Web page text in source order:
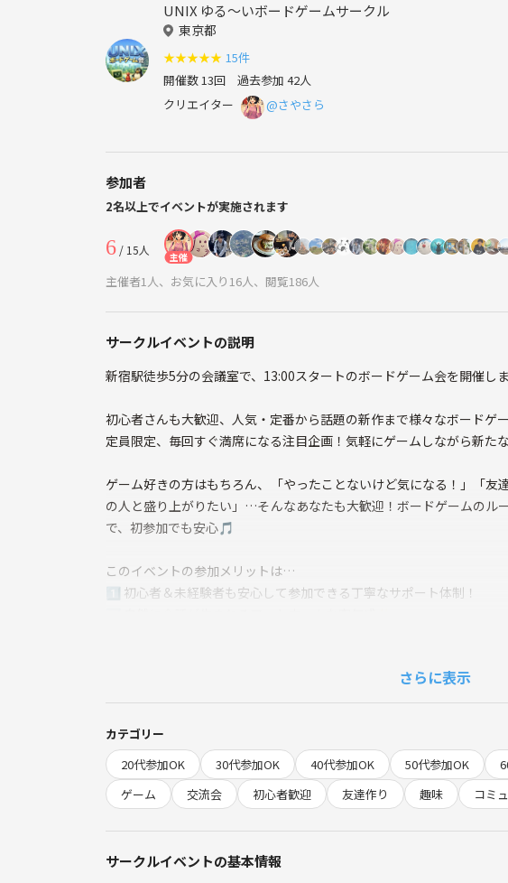
UNIX ゆる〜いボードゲームサークル
東京都
★★★★★ 15件
開催数 13回 過去参加 42人
クリエイター
@さやさら
参加者
2名以上でイベントが実施されます
6 / 15人 主催
主催者1人、お気に入り16人、閲覧186人
サークルイベントの説明
新宿駅徒歩5分の会議室で、13:00スタートのボードゲーム会を開催し
初心者さんも大歓迎、人気・定番から話題の新作まで様々なボードゲ
定員限定、毎回すぐ満席になる注目企画！気軽にゲームしながら新た
ゲーム好きの方はもちろん、「やったことないけど気になる！」「友
の人と盛り上がりたい」…そんなあなたも大歓迎！ボードゲームのル
で、初参加でも安心🎵
このイベントの参加メリットは…
1️⃣ 初心者＆未経験者も安心して参加できる丁寧なサポート体制！
5️⃣ 友達作りはもちろん、「頭の体操」や「新たな発見」など自分磨き
・ゲームは参加者のレベルや希望に合わせてセレクト！
・参加者みんなで協力・対戦しながら、和気あいあいと進行します😊
・「みんなが主役」スタイルで、一体感・安心感ばつぐん！
・おひとり参加多数＆初参加も安心、スタッフがしっかりフォロー
・参加のたびに友達が増えたり、普段の自分と違う自分を発見できます
・コミュニケーション力アップ、共通の話題で楽しく盛り上がれる！
さらに表示
カテゴリー
20代参加OK
30代参加OK 40代参加OK 50代参加OK
ゲーム
交流会 初心者歓迎 友達作り 趣味 コミ
サークルイベントの基本情報